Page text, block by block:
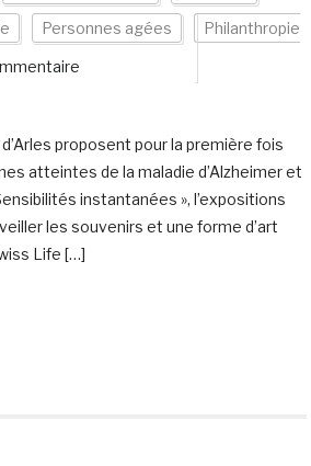
Personnes agées Philanthropie
proposent pour la première fois
atteintes de la maladie d’Alzheimer et
instantanées », l’expositions
les souvenirs et une forme d’art
Life […]